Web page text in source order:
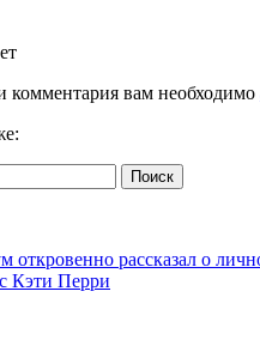
комментария вам необходимо
откровенно рассказал о
Кэти Перри